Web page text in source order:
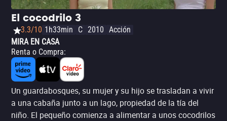
El cocodrilo 3
3.3/10 1h33min C 2010 Acción
MIRA EN CASA
Renta o Compra:
Un guardabosques, su mujer y su hijo se trasladan a vivir
a una cabaña junto a un lago, propiedad de la tía del
niño. El pequeño comienza a alimentar a unos cocodrilos